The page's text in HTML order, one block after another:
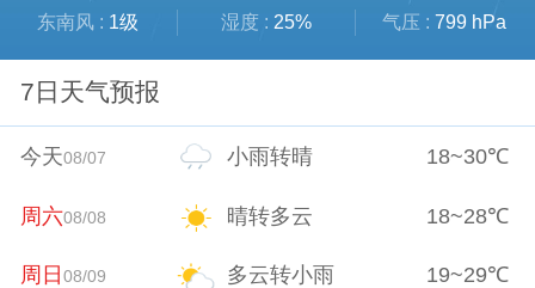
东南风 : 1级 湿度 : 25% 气压 : 799 hPa
7日天气预报
今天08/07 小雨转晴 18~30℃
周六08/08 晴转多云 18~28℃
周日08/09 多云转小雨 19~29℃